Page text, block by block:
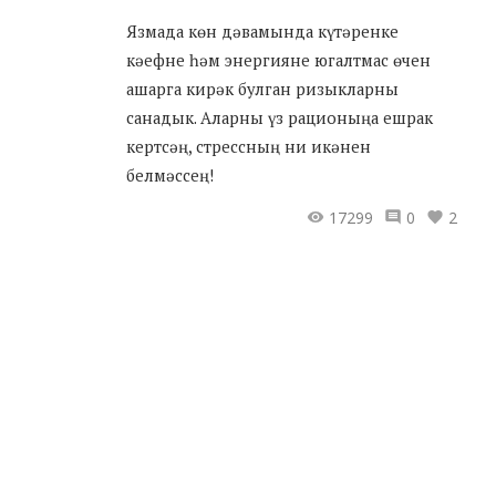
Язмада көн дәвамында күтәренке
кәефне һәм энергияне югалтмас өчен
ашарга кирәк булган ризыкларны
санадык. Аларны үз рационыңа ешрак
кертсәң, стрессның ни икәнен
белмәссең!
17299
0 2